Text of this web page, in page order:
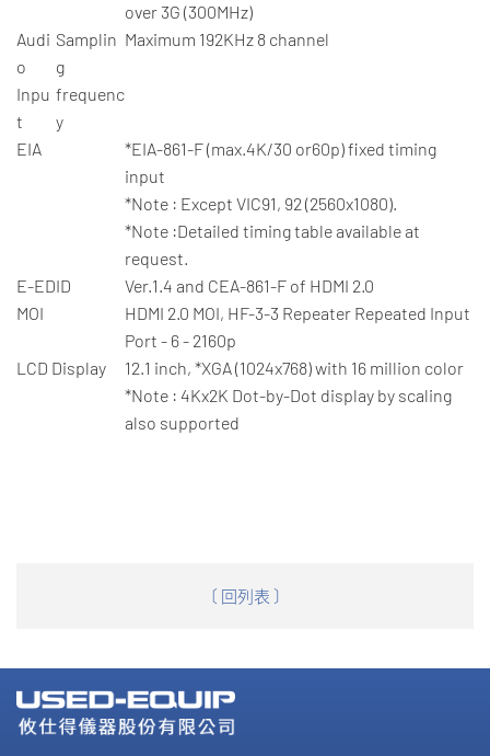
over 3G (300MHz)
Audi
o
Inpu
t
Samplin
g
frequenc
y
Maximum 192KHz 8 channel
EIA
*EIA-861-F (max.4K/30 or60p) fixed timing
input
*Note : Except VIC91, 92 (2560x1080).
*Note :Detailed timing table available at
request.
E-EDID
Ver.1.4 and CEA-861-F of HDMI 2.0
MOI
HDMI 2.0 MOI, HF-3-3 Repeater Repeated Input
Port - 6 - 2160p
LCD Display
12.1 inch, *XGA (1024x768) with 16 million color
*Note : 4Kx2K Dot-by-Dot display by scaling
also supported
〔 回列表 〕